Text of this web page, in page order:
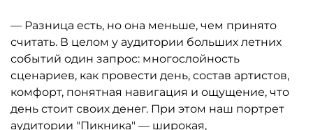
— Разница есть, но она меньше, чем принято
считать. В целом у аудитории больших летних
событий один запрос: многослойность
сценариев, как провести день, состав артистов,
комфорт, понятная навигация и ощущение, что
день стоит своих денег. При этом наш портрет
аудитории "Пикника" — широкая,